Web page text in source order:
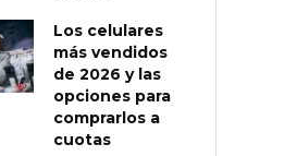
Los celulares
más vendidos
de 2026 y las
opciones para
comprarlos a
cuotas